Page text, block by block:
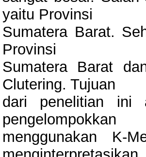
yaitu Provinsi
Sumatera Barat.
Provinsi
Sumatera Barat
Clutering. Tujuan
dari penelitian ini
pengelompokkan
menggunakan K-